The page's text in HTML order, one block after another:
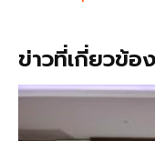
ข่าวที่เกี่ยวข้อง